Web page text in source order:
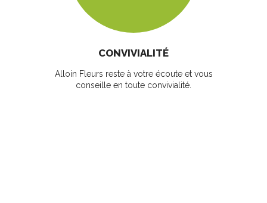
CONVIVIALITÉ
Alloin Fleurs reste à votre écoute et vous
conseille en toute convivialité.